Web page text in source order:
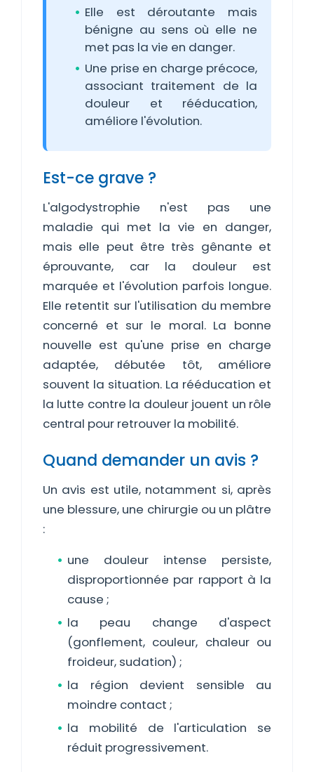
Elle est déroutante mais
bénigne au sens où elle ne
met pas la vie en danger.
Une prise en charge précoce,
associant traitement de la
douleur et rééducation,
améliore l'évolution.
Est-ce grave ?
L'algodystrophie n'est pas une
maladie qui met la vie en danger,
mais elle peut être très gênante et
éprouvante, car la douleur est
marquée et l'évolution parfois longue.
Elle retentit sur l'utilisation du membre
concerné et sur le moral. La bonne
nouvelle est qu'une prise en charge
adaptée, débutée tôt, améliore
souvent la situation. La rééducation et
la lutte contre la douleur jouent un rôle
central pour retrouver la mobilité.
Quand demander un avis ?
Un avis est utile, notamment si, après
une blessure, une chirurgie ou un plâtre
:
une douleur intense persiste,
disproportionnée par rapport à la
cause ;
la peau change d'aspect
(gonflement, couleur, chaleur ou
froideur, sudation) ;
la région devient sensible au
moindre contact ;
la mobilité de l'articulation se
réduit progressivement.